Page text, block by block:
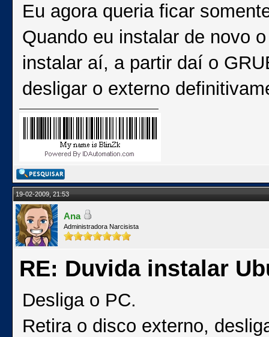
Eu agora queria ficar
Quando eu instalar de novo
instalar aí, a partir daí o
desligar o externo
19-02-2009, 21:53
Ana
Administradora Narcisista
RE: Duvida instalar
Desliga o PC.
Retira o disco externo,